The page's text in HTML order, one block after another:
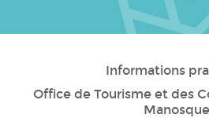
Informations
Office de Tourisme et des
Manosque